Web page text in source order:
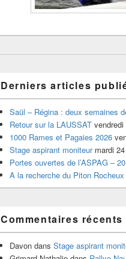
Derniers articles
Saül – Régina : deux semaines
Retour sur la LAUSSAT
1000 Rames et Pagaies 2026
Stage aspirant moniteur mardi
Portes ouvertes de l’ASPAG –
A la recherche du Piton Rocheux
Commentaires récents
Davon dans Stage aspirant